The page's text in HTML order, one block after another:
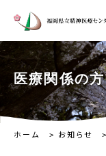
医療関係の方
ホーム お知らせ